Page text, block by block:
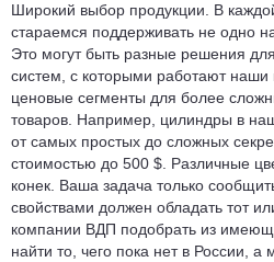
Широкий выбор продукции. В
стараемся поддерживать не одно
Это могут быть разные решения
систем, с которыми работают наши
ценовые сегменты для более
товаров. Например, цилиндры в
от самых простых до сложных
стоимостью до 500 $. Различные
конек. Ваша задача только
свойствами должен обладать тот
компании ВДП подобрать из
найти то, чего пока нет в России, а